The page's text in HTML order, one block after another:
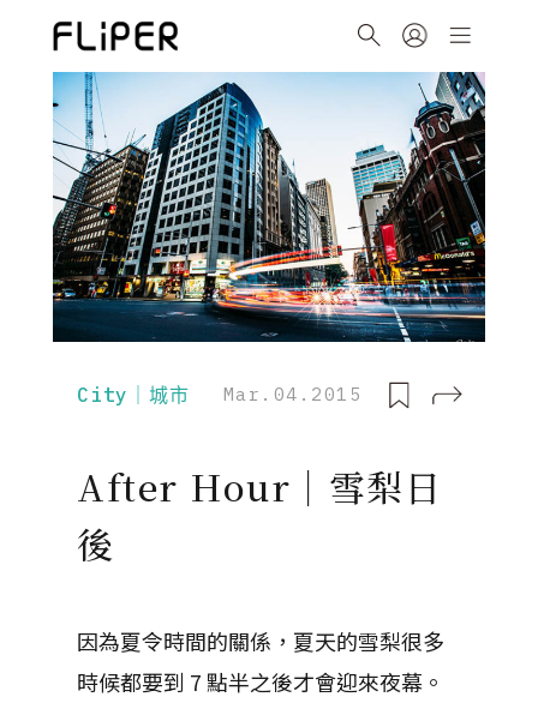
City｜城市 Mar.04.2015
After Hour｜雪梨日
後
因為夏令時間的關係，夏天的雪梨很多
時候都要到 7 點半之後才會迎來夜幕。